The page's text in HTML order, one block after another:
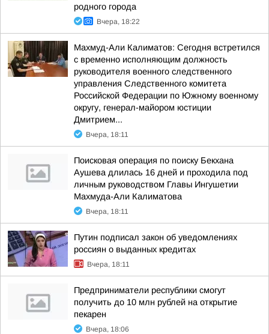
родного города
Вчера, 18:22
Махмуд-Али Калиматов: Сегодня встретился
с временно исполняющим должность
руководителя военного следственного
управления Следственного комитета
Российской Федерации по Южному военному
округу, генерал-майором юстиции
Дмитрием...
Вчера, 18:11
Поисковая операция по поиску Бекхана
Аушева длилась 16 дней и проходила под
личным руководством Главы Ингушетии
Махмуда-Али Калиматова
Вчера, 18:11
Путин подписал закон об уведомлениях
россиян о выданных кредитах
Вчера, 18:11
Предприниматели республики смогут
получить до 10 млн рублей на открытие
пекарен
Вчера, 18:06